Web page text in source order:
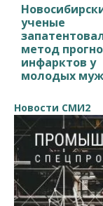
ученые
метод
инфарктов у
молодых
Новости СМИ2